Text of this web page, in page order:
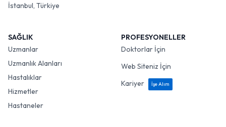
İstanbul, Türkiye
SAĞLIK
Uzmanlar
Uzmanlık Alanları
Hastalıklar
Hizmetler
Hastaneler
PROFESYONELLER
Doktorlar İçin
Web Siteniz İçin
Kariyer
İşe Alım